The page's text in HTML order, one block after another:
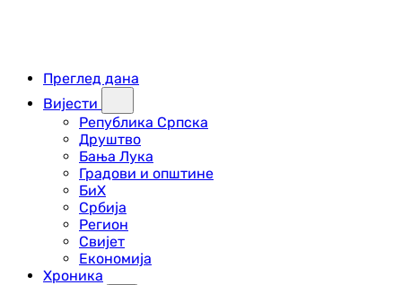
Преглед дана
Вијести
Република Српска
Друштво
Бања Лука
Градови и општине
БиХ
Србија
Регион
Свијет
Економија
Хроника